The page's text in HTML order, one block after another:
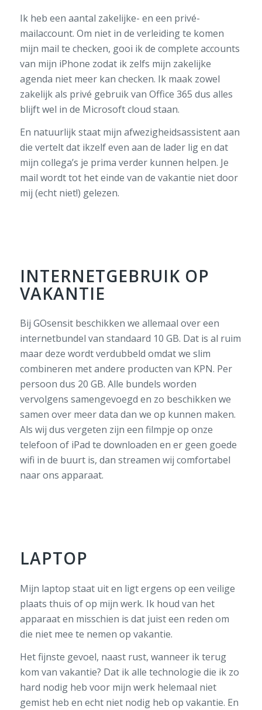
Ik heb een aantal zakelijke- en een privé-
mailaccount. Om niet in de verleiding te komen
mijn mail te checken, gooi ik de complete accounts
van mijn iPhone zodat ik zelfs mijn zakelijke
agenda niet meer kan checken. Ik maak zowel
zakelijk als privé gebruik van Office 365 dus alles
blijft wel in de Microsoft cloud staan.
En natuurlijk staat mijn afwezigheidsassistent aan
die vertelt dat ikzelf even aan de lader lig en dat
mijn collega’s je prima verder kunnen helpen. Je
mail wordt tot het einde van de vakantie niet door
mij (echt niet!) gelezen.
INTERNETGEBRUIK OP
VAKANTIE
Bij GOsensit beschikken we allemaal over een
internetbundel van standaard 10 GB. Dat is al ruim
maar deze wordt verdubbeld omdat we slim
combineren met andere producten van KPN. Per
persoon dus 20 GB. Alle bundels worden
vervolgens samengevoegd en zo beschikken we
samen over meer data dan we op kunnen maken.
Als wij dus vergeten zijn een filmpje op onze
telefoon of iPad te downloaden en er geen goede
wifi in de buurt is, dan streamen wij comfortabel
naar ons apparaat.
LAPTOP
Mijn laptop staat uit en ligt ergens op een veilige
plaats thuis of op mijn werk. Ik houd van het
apparaat en misschien is dat juist een reden om
die niet mee te nemen op vakantie.
Het fijnste gevoel, naast rust, wanneer ik terug
kom van vakantie? Dat ik alle technologie die ik zo
hard nodig heb voor mijn werk helemaal niet
gemist heb en echt niet nodig heb op vakantie. En